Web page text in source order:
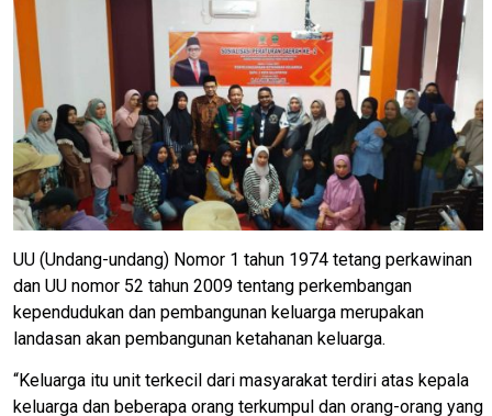
UU (Undang-undang) Nomor 1 tahun 1974 tetang perkawinan
dan UU nomor 52 tahun 2009 tentang perkembangan
kependudukan dan pembangunan keluarga merupakan
landasan akan pembangunan ketahanan keluarga.
“Keluarga itu unit terkecil dari masyarakat terdiri atas kepala
keluarga dan beberapa orang terkumpul dan orang-orang yang